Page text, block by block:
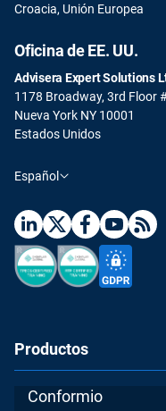
Croacia, Unión Europea
Oficina de EE. UU.
Advisera Expert Solutions
1178 Broadway, 3rd Floor
Nueva York NY 10001
Estados Unidos
Español
Productos
Conformio